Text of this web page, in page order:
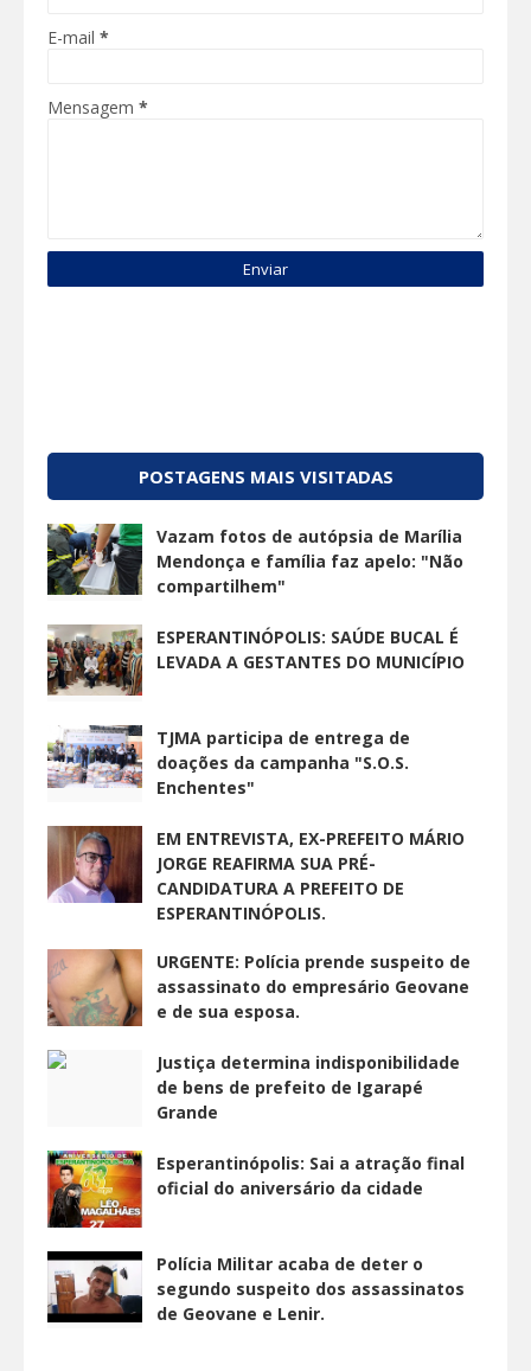
E-mail *
Mensagem *
POSTAGENS MAIS VISITADAS
Vazam fotos de autópsia de Marília
Mendonça e família faz apelo: "Não
compartilhem"
ESPERANTINÓPOLIS: SAÚDE BUCAL É
LEVADA A GESTANTES DO MUNICÍPIO
TJMA participa de entrega de
doações da campanha "S.O.S.
Enchentes"
EM ENTREVISTA, EX-PREFEITO MÁRIO
JORGE REAFIRMA SUA PRÉ-
CANDIDATURA A PREFEITO DE
ESPERANTINÓPOLIS.
URGENTE: Polícia prende suspeito de
assassinato do empresário Geovane
e de sua esposa.
Justiça determina indisponibilidade
de bens de prefeito de Igarapé
Grande
Esperantinópolis: Sai a atração final
oficial do aniversário da cidade
Polícia Militar acaba de deter o
segundo suspeito dos assassinatos
de Geovane e Lenir.